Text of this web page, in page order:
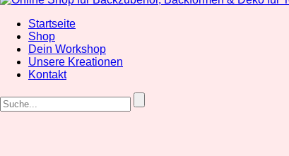
Startseite
Shop
Dein Workshop
Unsere Kreationen
Kontakt